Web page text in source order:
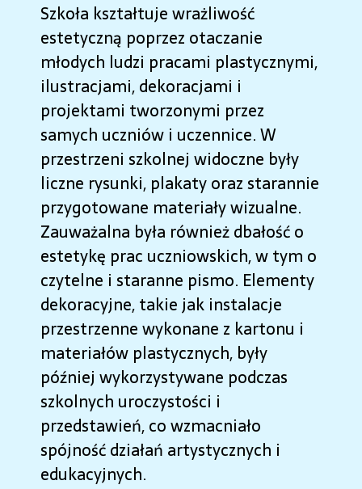
Szkoła kształtuje wrażliwość
estetyczną poprzez otaczanie
młodych ludzi pracami plastycznymi,
ilustracjami, dekoracjami i
projektami tworzonymi przez
samych uczniów i uczennice. W
przestrzeni szkolnej widoczne były
liczne rysunki, plakaty oraz starannie
przygotowane materiały wizualne.
Zauważalna była również dbałość o
estetykę prac uczniowskich, w tym o
czytelne i staranne pismo. Elementy
dekoracyjne, takie jak instalacje
przestrzenne wykonane z kartonu i
materiałów plastycznych, były
później wykorzystywane podczas
szkolnych uroczystości i
przedstawień, co wzmacniało
spójność działań artystycznych i
edukacyjnych.